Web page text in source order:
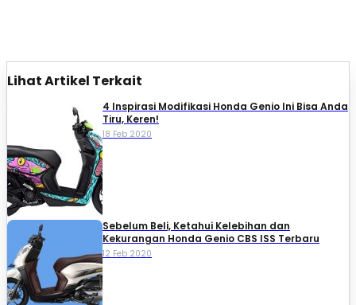
Lihat Artikel Terkait
4 Inspirasi Modifikasi Honda Genio Ini Bisa Anda
Tiru, Keren!
18 Feb 2020
Sebelum Beli, Ketahui Kelebihan dan
Kekurangan Honda Genio CBS ISS Terbaru
12 Feb 2020